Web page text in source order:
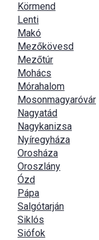
Körmend
Lenti
Makó
Mezőkövesd
Mezőtúr
Mohács
Mórahalom
Mosonmagyaróvár
Nagyatád
Nagykanizsa
Nyíregyháza
Orosháza
Oroszlány
Ózd
Pápa
Salgótarján
Siklós
Siófok